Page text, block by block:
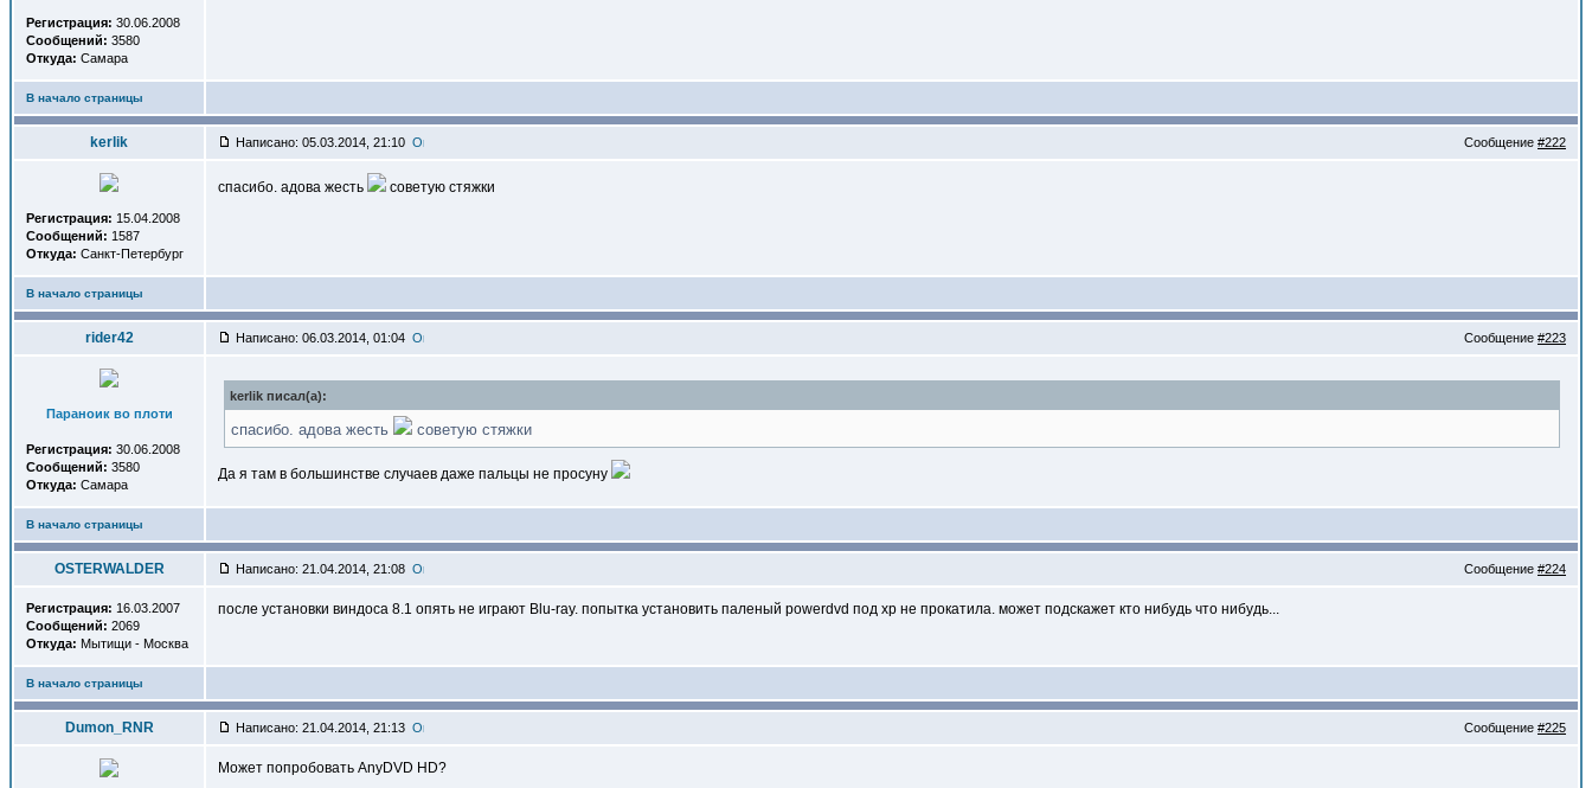
Регистрация: 30.06.2008
Сообщений: 3580
Откуда: Самара
В начало страницы
kerlik Написано: 05.03.2014, 21:10 Сообщение #222
Регистрация: 15.04.2008
Сообщений: 1587
Откуда: Санкт-Петербург
спасибо. адова жесть советую стяжки
В начало страницы
rider42 Написано: 06.03.2014, 01:04 Сообщение #223
Параноик во плоти
Регистрация: 30.06.2008
Сообщений: 3580
Откуда: Самара
kerlik писал(a):
спасибо. адова жесть советую стяжки
Да я там в большинстве случаев даже пальцы не просуну
В начало страницы
OSTERWALDER Написано: 21.04.2014, 21:08 Сообщение #224
Регистрация: 16.03.2007
Сообщений: 2069
Откуда: Мытищи - Москва
после установки виндоса 8.1 опять не играют Blu-ray. попытка установить паленый powerdvd под xp не прокатила. может подскажет кто нибудь что нибудь...
В начало страницы
Dumon_RNR Написано: 21.04.2014, 21:13 Сообщение #225
Может попробовать AnyDVD HD?